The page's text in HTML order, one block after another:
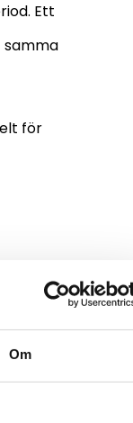
Om
Ett
samma
för